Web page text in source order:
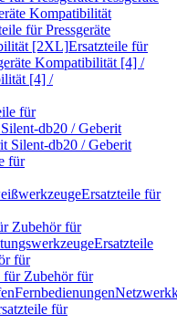
Kompatibilität
für Pressgeräte
[2XL]Ersatzteile für
Kompatibilität [4] /
[4] /
für
db20 / Geberit
Silent-db20 / Geberit
für
Ersatzteile für
Zubehör für
Ersatzteile
für
für Zubehör für
Fernbedienungen
für